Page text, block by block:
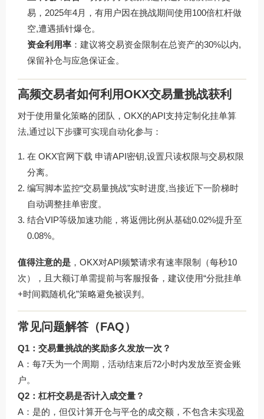
易，2025年4月，有用户因在挑战期间使用100倍杠杆做
空,遭遇插针爆仓。
资金利用率 ：建议将交易资金限制在总资产的30%以内,
保留补仓与应急保证金。
高频交易者如何利用OKX交易量挑战获利
对于使用量化策略的团队，OKX的API支持定制化挂单算
法,通过以下步骤可实现自动化参与：
在 OKX官网下载 申请API密钥,设置只读权限与交易权限
分离。
编写脚本监控“交易量挑战”实时进度,当接近下一阶梯时
自动调整挂单密度。
结合VIP等级加速功能，将返佣比例从基础0.02%提升至
0.08%。
值得注意的是 ，OKX对API频繁请求有速率限制（每秒10
次），且大额订单需提前与客服报备，建议使用“分批挂单
+时间戳随机化”策略避免被误判。
常见问题解答（FAQ）
Q1：交易量挑战的奖励多久发放一次？
A：每7天为一个周期，活动结束后72小时内发放至资金账
户。
Q2：杠杆交易是否计入成交量？
A：是的，但仅计算开仓与平仓的成交额，不包含未实现盈